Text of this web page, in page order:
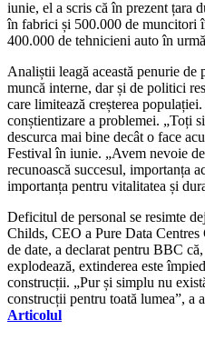
iunie, el a scris că în prezent țara
în fabrici și 500.000 de muncitori
400.000 de tehnicieni auto în
Analiștii leagă această penurie de
muncă interne, dar și de politici
care limitează creșterea
conștientizare a problemei. „Toți
descurca mai bine decât o face
Festival în iunie. „Avem nevoie
recunoască succesul, importanța
importanța pentru vitalitatea și
Deficitul de personal se resimte
Childs, CEO a Pure Data
de date, a declarat pentru BBC
explodează, extinderea este
construcții. „Pur și simplu nu
construcții pentru toată lumea”, a
Articolul